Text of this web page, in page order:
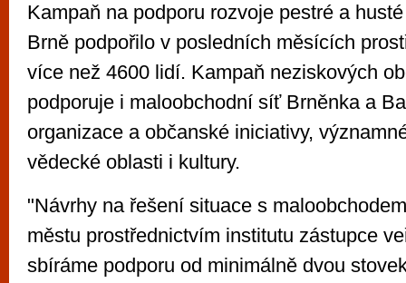
Kampaň na podporu rozvoje pestré a
Brně podpořilo v posledních měsících
více než 4600 lidí. Kampaň neziskových
podporuje i maloobchodní síť Brněnka a
organizace a občanské iniciativy,
vědecké oblasti i kultury.
"Návrhy na řešení situace s
městu prostřednictvím institutu zástupce
sbíráme podporu od minimálně dvou